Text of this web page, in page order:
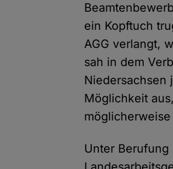
ein Kopftuch
AGG verlangt,
sah in dem
Niedersachsen
Möglichkeit
Unter